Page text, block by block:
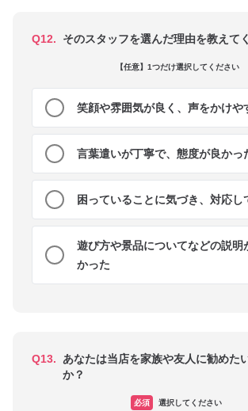
Q12. そのスタッフを選んだ理由を教えて
【任意】1つだけ選択してください
笑顔や雰囲気が良く、声をかけや
言葉遣いが丁寧で、態度が良かっ
困っていることに気づき、対応し
遊び方や景品についてなどの説明
かった
Q13.
あなたは当店を家族や友人に勧めた
か？
必須 選択してください